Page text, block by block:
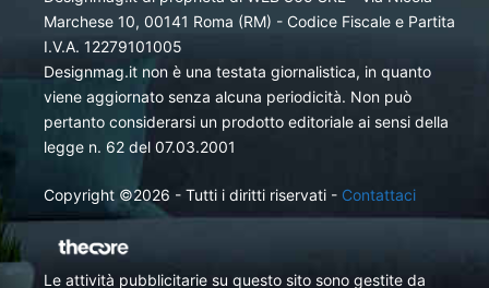
Marchese 10, 00141 Roma (RM) - Codice Fiscale e Partita
I.V.A. 12279101005
Designmag.it non è una testata giornalistica, in quanto
viene aggiornato senza alcuna periodicità. Non può
pertanto considerarsi un prodotto editoriale ai sensi della
legge n. 62 del 07.03.2001
Copyright ©2026 - Tutti i diritti riservati - Contattaci
Le attività pubblicitarie su questo sito sono gestite da